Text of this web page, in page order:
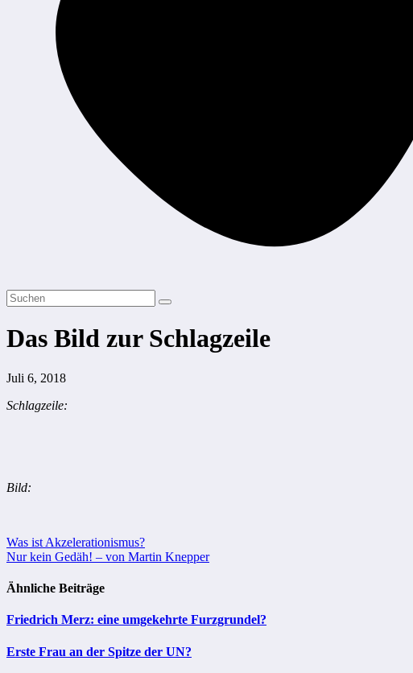
Das Bild zur Schlagzeile
Juli 6, 2018
Schlagzeile:
Bild:
Beitragsnavigation
Was ist Akzelerationismus?
Nur kein Gedäh! – von Martin Knepper
Ähnliche Beiträge
Friedrich Merz: eine umgekehrte Furzgrundel?
Erste Frau an der Spitze der UN?